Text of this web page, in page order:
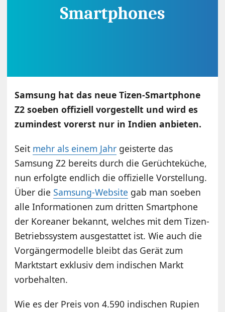
Samsung hat das neue Tizen-Smartphone
Z2 soeben offiziell vorgestellt und wird es
zumindest vorerst nur in Indien anbieten.
Seit mehr als einem Jahr geisterte das
Samsung Z2 bereits durch die Gerüchteküche,
nun erfolgte endlich die offizielle Vorstellung.
Über dieSamsung-Website gab man soeben
alle Informationen zum dritten Smartphone
der Koreaner bekannt, welches mit dem Tizen-
Betriebssystem ausgestattet ist. Wie auch die
Vorgängermodelle bleibt das Gerät zum
Marktstart exklusiv dem indischen Markt
vorbehalten.
Wie es der Preis von 4.590 indischen Rupien